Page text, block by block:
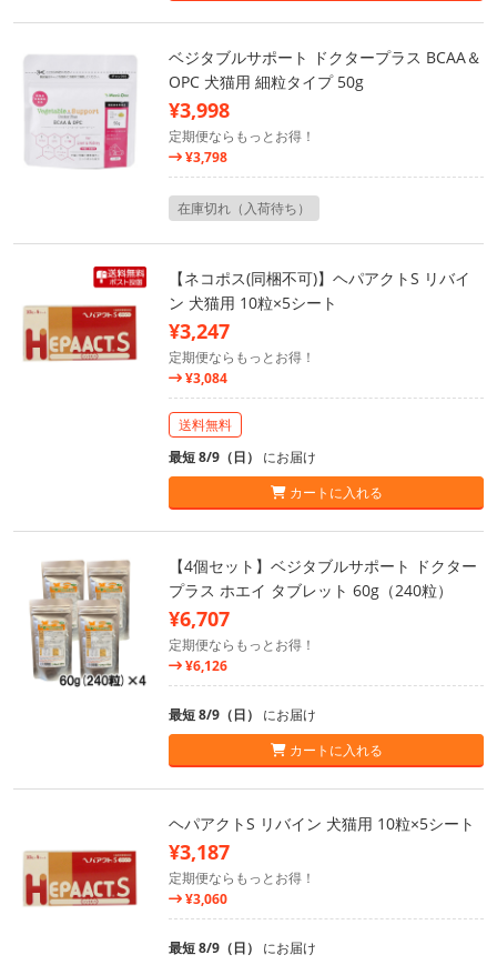
ベジタブルサポート ドクタープラス BCAA＆
OPC 犬猫用 細粒タイプ 50g
¥3,998
定期便ならもっとお得！
¥3,798
在庫切れ（入荷待ち）
【ネコポス(同梱不可)】ヘパアクトS リバイ
ン 犬猫用 10粒×5シート
¥3,247
定期便ならもっとお得！
¥3,084
送料無料
最短 8/9（日） にお届け
カートに入れる
【4個セット】ベジタブルサポート ドクター
プラス ホエイ タブレット 60g（240粒）
¥6,707
定期便ならもっとお得！
¥6,126
最短 8/9（日） にお届け
カートに入れる
ヘパアクトS リバイン 犬猫用 10粒×5シート
¥3,187
定期便ならもっとお得！
¥3,060
最短 8/9（日） にお届け